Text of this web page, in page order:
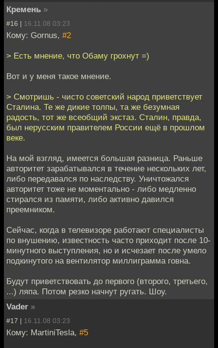
Кремень »
#16 | 16.11.08 03:23
Кому: Gornus, #2
> Есть мнение, что Обаму грохнут =)
Вот и у меня такое мнение.
> Смотришь - чисто советский народ приветствует
Сталина. Те же дикие толпы, та же безумная
радость, тот же всеобщий экстаз. Сталин, правда,
был нерусским правителем России ещё в прошлом
веке.
На мой взгляд, имеется большая разница. Раньше
авторитет зарабатывался в течение нескольких лет,
либо передавался по наследству. Уничтожался
авторитет тоже не моментально - либо медленно
стирался из памяти, либо активно давился
преемником.
Сейчас, когда в телевизоре работают специалисты
по внушению, известность часто приходит после 10-
минутного выступления, но и исчезает после умело
подкинутого на вентилятор миллиграмма говна.
Будут приветствовать до первого (второго, третьего,
...) ляпа. Потом резко начнут ругать. Шоу.
Vader »
#17 | 16.11.08 03:23
Кому: MartiniTesla, #5